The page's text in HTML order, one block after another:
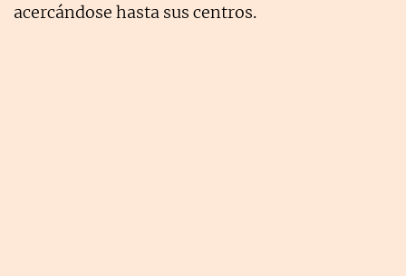
acercándose hasta sus centros.